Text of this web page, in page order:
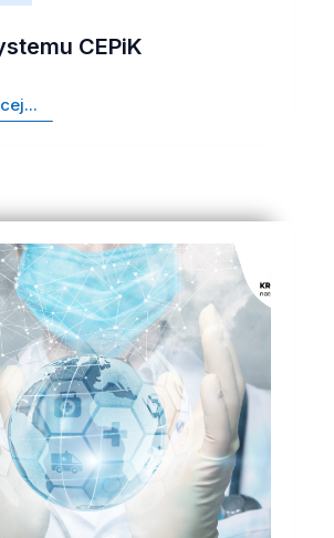
CEPiK